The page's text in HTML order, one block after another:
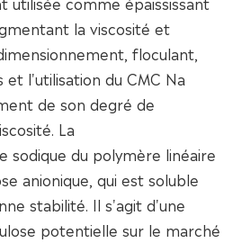
la viscosité et
floculant,
l'utilisation du CMC Na
de son degré de
La
sodique du polymère linéaire
anionique, qui est soluble
stabilité. Il s'agit d'une
potentielle sur le marché